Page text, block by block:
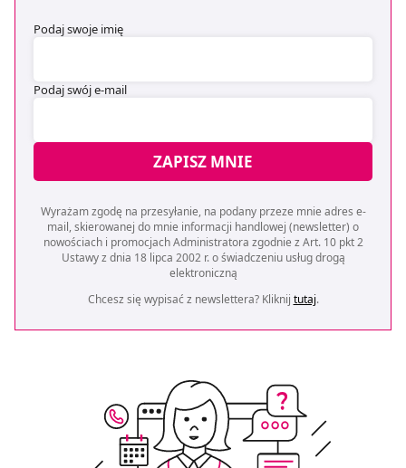
Podaj swoje imię
Podaj swój e-mail
ZAPISZ MNIE
Wyrażam zgodę na przesyłanie, na podany przeze mnie adres e-
mail, skierowanej do mnie informacji handlowej (newsletter) o
nowościach i promocjach Administratora zgodnie z Art. 10 pkt 2
Ustawy z dnia 18 lipca 2002 r. o świadczeniu usług drogą
elektroniczną
Chcesz się wypisać z newslettera? Kliknij tutaj.